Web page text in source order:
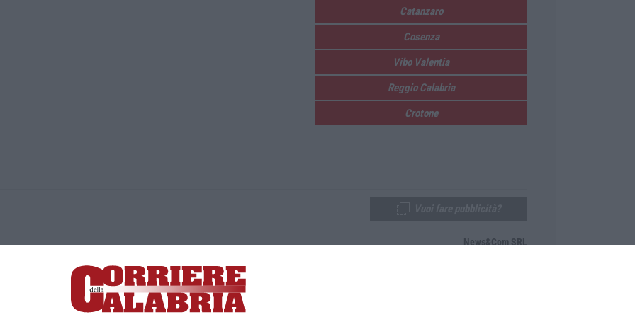
Catanzaro
Cosenza
Vibo Valentia
Reggio Calabria
Crotone
Lamezia Terme (CZ)
responsabile Paola Militano |Privacy
News&Com SRL